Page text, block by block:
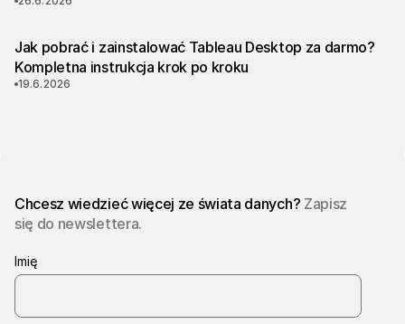
Jak pobrać i zainstalować Tableau Desktop za darmo?
Kompletna instrukcja krok po kroku
19.6.2026
Chcesz wiedzieć więcej ze świata danych? Zapisz
się do newslettera.
Imię